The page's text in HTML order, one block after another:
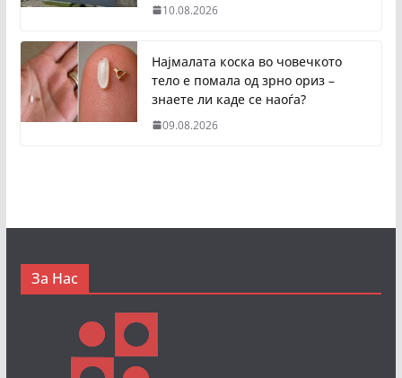
10.08.2026
Најмалата коска во човечкото
тело е помала од зрно ориз –
знаете ли каде се наоѓа?
09.08.2026
За Нас